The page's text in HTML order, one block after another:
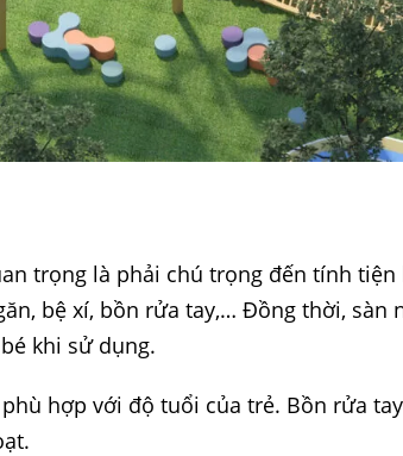
trọng là phải chú trọng đến tính
bệ xí, bồn rửa tay,… Đồng thời, sàn
khi sử dụng.
hợp với độ tuổi của trẻ. Bồn rửa